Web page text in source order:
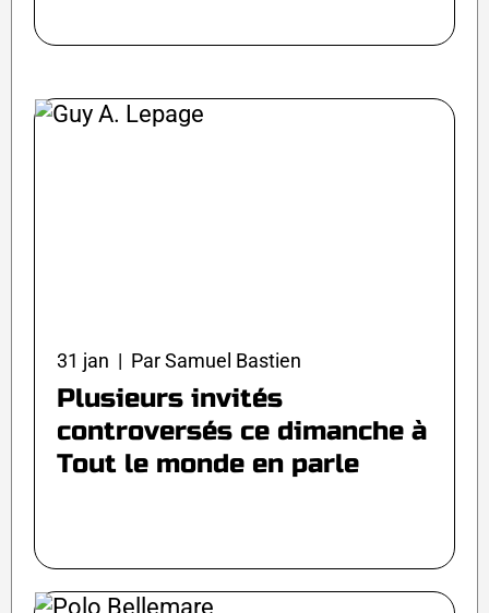
31 jan | Par Samuel Bastien
Plusieurs invités
controversés ce dimanche à
Tout le monde en parle